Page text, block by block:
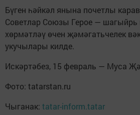
Бүген һәйкәл янына почетлы
Советлар Союзы Герое — шагыйрь
хөрмәтләү өчен җәмәгатьчелек
укучылары килде.
Искәртәбез, 15 февраль — Муса
Фото: tatarstan.ru
Чыганак: tatar-inform.tatar